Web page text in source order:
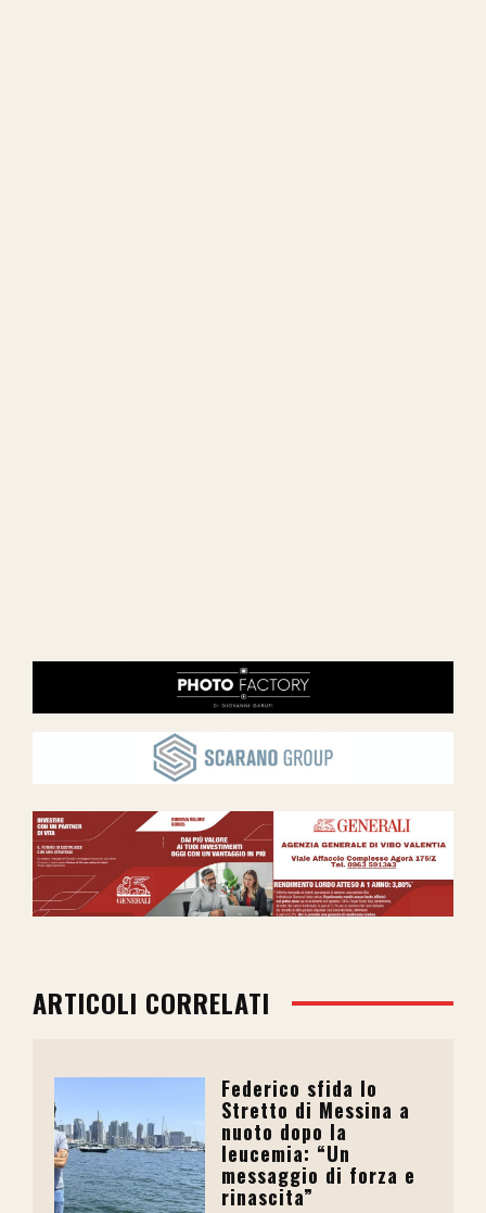
ARTICOLI CORRELATI
Federico sfida lo
Stretto di Messina a
nuoto dopo la
leucemia: “Un
messaggio di forza e
rinascita”